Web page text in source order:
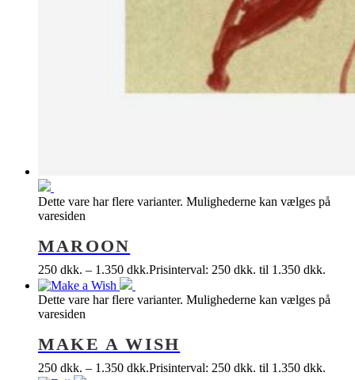
Dette vare har flere varianter. Mulighederne kan vælges på
varesiden
MAROON
250 dkk. – 1.350 dkk.Prisinterval: 250 dkk. til 1.350 dkk.
Dette vare har flere varianter. Mulighederne kan vælges på
varesiden
MAKE A WISH
250 dkk. – 1.350 dkk.Prisinterval: 250 dkk. til 1.350 dkk.